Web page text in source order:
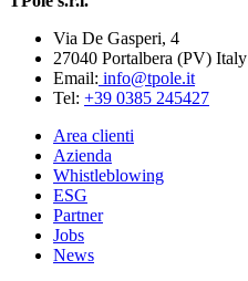
Via De Gasperi, 4
27040 Portalbera (PV) Italy
Email: info@tpole.it
Tel: +39 0385 245427
Area clienti
Azienda
Whistleblowing
ESG
Partner
Jobs
News